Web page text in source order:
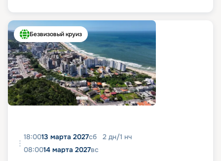
Безвизовый круиз
18:0013 марта 2027сб 2 дн/1 нч
08:0014 марта 2027вс